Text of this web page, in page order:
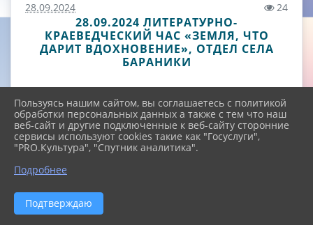
28.09.2024 24
28.09.2024 ЛИТЕРАТУРНО-
КРАЕВЕДЧЕСКИЙ ЧАС «ЗЕМЛЯ, ЧТО
ДАРИТ ВДОХНОВЕНИЕ», ОТДЕЛ СЕЛА
БАРАНИКИ
Пользуясь нашим сайтом, вы соглашаетесь с политикой
обработки персональных данных а также с тем что наш
веб-сайт и другие подключенные к веб-сайту сторонние
сервисы используют cookies такие как "Госуслуги",
"PRO.Культура", "Спутник аналитика".
Подробнее
Подтверждаю